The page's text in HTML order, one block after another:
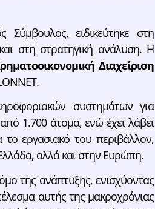
Σύμβουλος, ειδικεύτηκε στη
στη στρατηγική ανάλυση. Η
Διαχείριση
συστημάτων για
1.700 άτομα, ενώ έχει λάβει
το εργασιακό του περιβάλλον,
αλλά και στην Ευρώπη.
της ανάπτυξης, ενισχύοντας
αυτής της μακροχρόνιας